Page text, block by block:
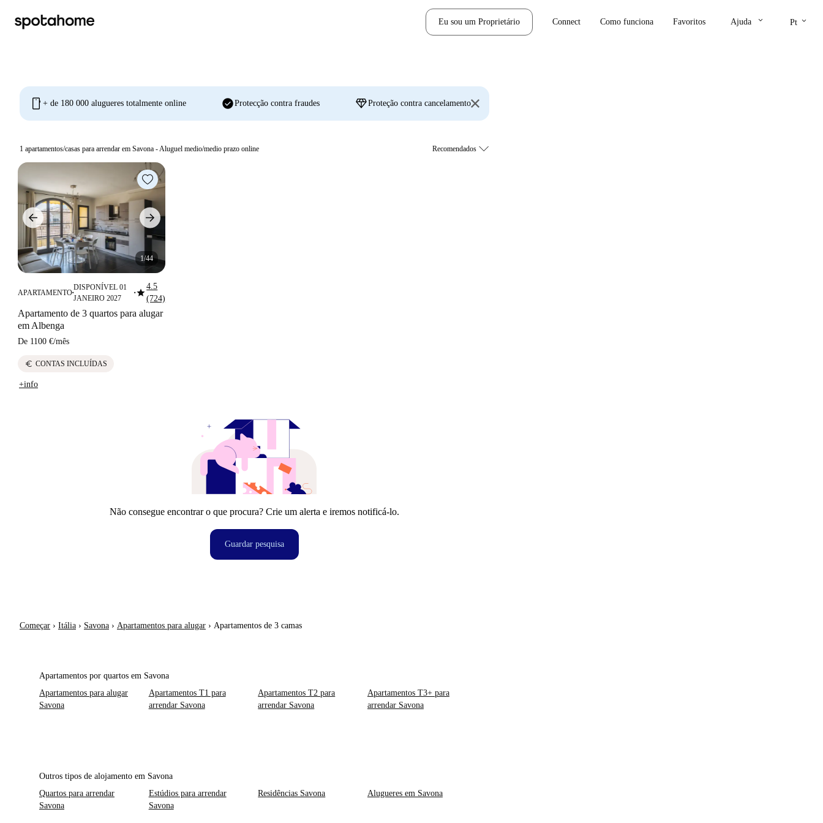
Eu sou um Proprietário Connect Como funciona Favoritos Ajuda keyboard_arrow_down Pt keyboard_arrow_down
mobile + de 180 000 alugueres totalmente online check_circleProtecção contra fraudes diamondProteção contra cancelamento
1 apartamentos/casas para arrendar em Savona - Aluguel medio/medio prazo online
1/44
APARTAMENTO■
DISPONÍVEL 01
JANEIRO 2027
■star4.5
(724)
Apartamento de 3 quartos para alugar
em Albenga
De 1100 €/mês
euro CONTAS INCLUÍDAS
+info
Não consegue encontrar o que procura? Crie um alerta e iremos notificá-lo.
Guardar pesquisa
Começar › Itália › Savona › Apartamentos para alugar › Apartamentos de 3 camas
Apartamentos por quartos em Savona
Apartamentos para alugar
Savona
Apartamentos T1 para
arrendar Savona
Apartamentos T2 para
arrendar Savona
Apartamentos T3+ para
arrendar Savona
Outros tipos de alojamento em Savona
Quartos para arrendar
Savona
Estúdios para arrendar
Savona
Residências Savona Alugueres em Savona